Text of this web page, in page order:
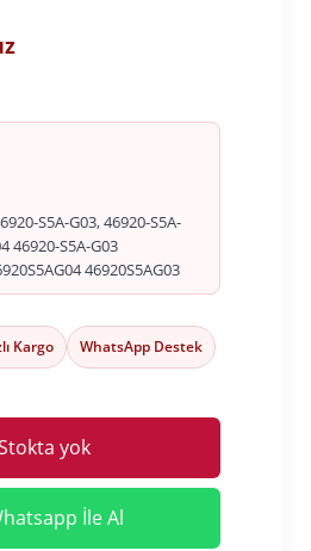
S5A-G03, 46920-S5A-
46920-S5A-G03
46920S5AG03
Kargo WhatsApp Destek
yok
İle Al